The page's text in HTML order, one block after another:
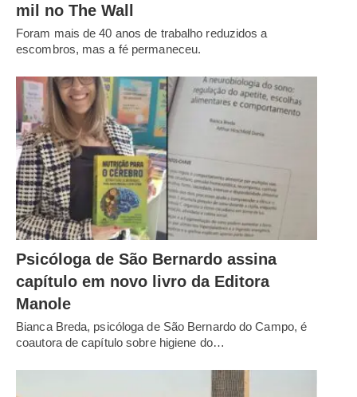
mil no The Wall
Foram mais de 40 anos de trabalho reduzidos a
escombros, mas a fé permaneceu.
Psicóloga de São Bernardo assina
capítulo em novo livro da Editora
Manole
Bianca Breda, psicóloga de São Bernardo do Campo, é
coautora de capítulo sobre higiene do…